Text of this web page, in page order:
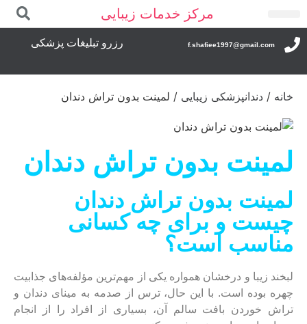
مرکز خدمات زیبایی
f.shafiee1997@gmail.com رزرو تبلیغات پزشکی
خانه / دندانپزشکی زیبایی / لمینت بدون تراش دندان
لمینت بدون تراش دندان
لمینت بدون تراش دندان
چیست و برای چه کسانی
مناسب است؟
لبخند زیبا و درخشان همواره یکی از مهم‌ترین مؤلفه‌های جذابیت
چهره بوده است. با این حال، ترس از صدمه به مینای دندان و
تراش خوردن بافت سالم آن، بسیاری از افراد را از انجام